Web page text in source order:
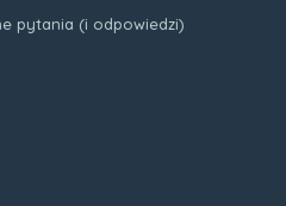
pytania (i odpowiedzi)